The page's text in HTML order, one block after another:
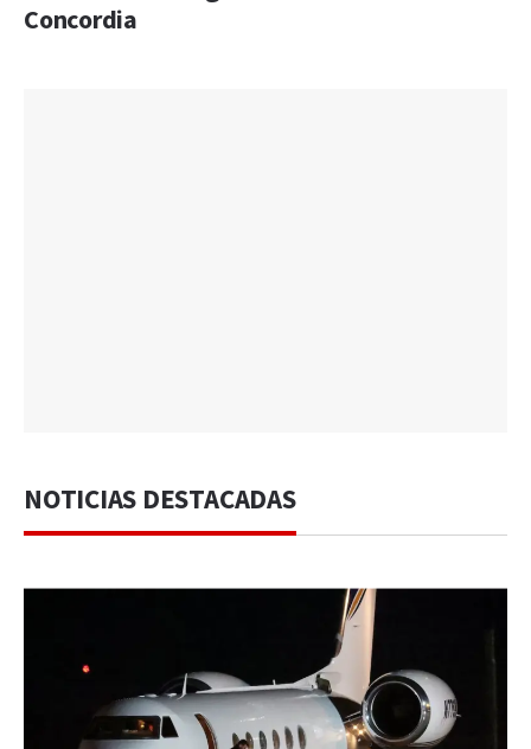
Concordia
NOTICIAS DESTACADAS